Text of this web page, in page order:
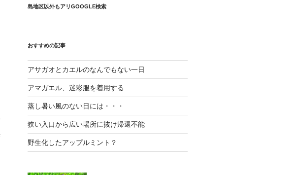
島地区以外もアリGOOGLE検索
おすすめの記事
アサガオとカエルのなんでもない一日
アマガエル、迷彩服を着用する
蒸し暑い風のない日には・・・
狭い入口から広い場所に抜け帰還不能
野生化したアップルミント？